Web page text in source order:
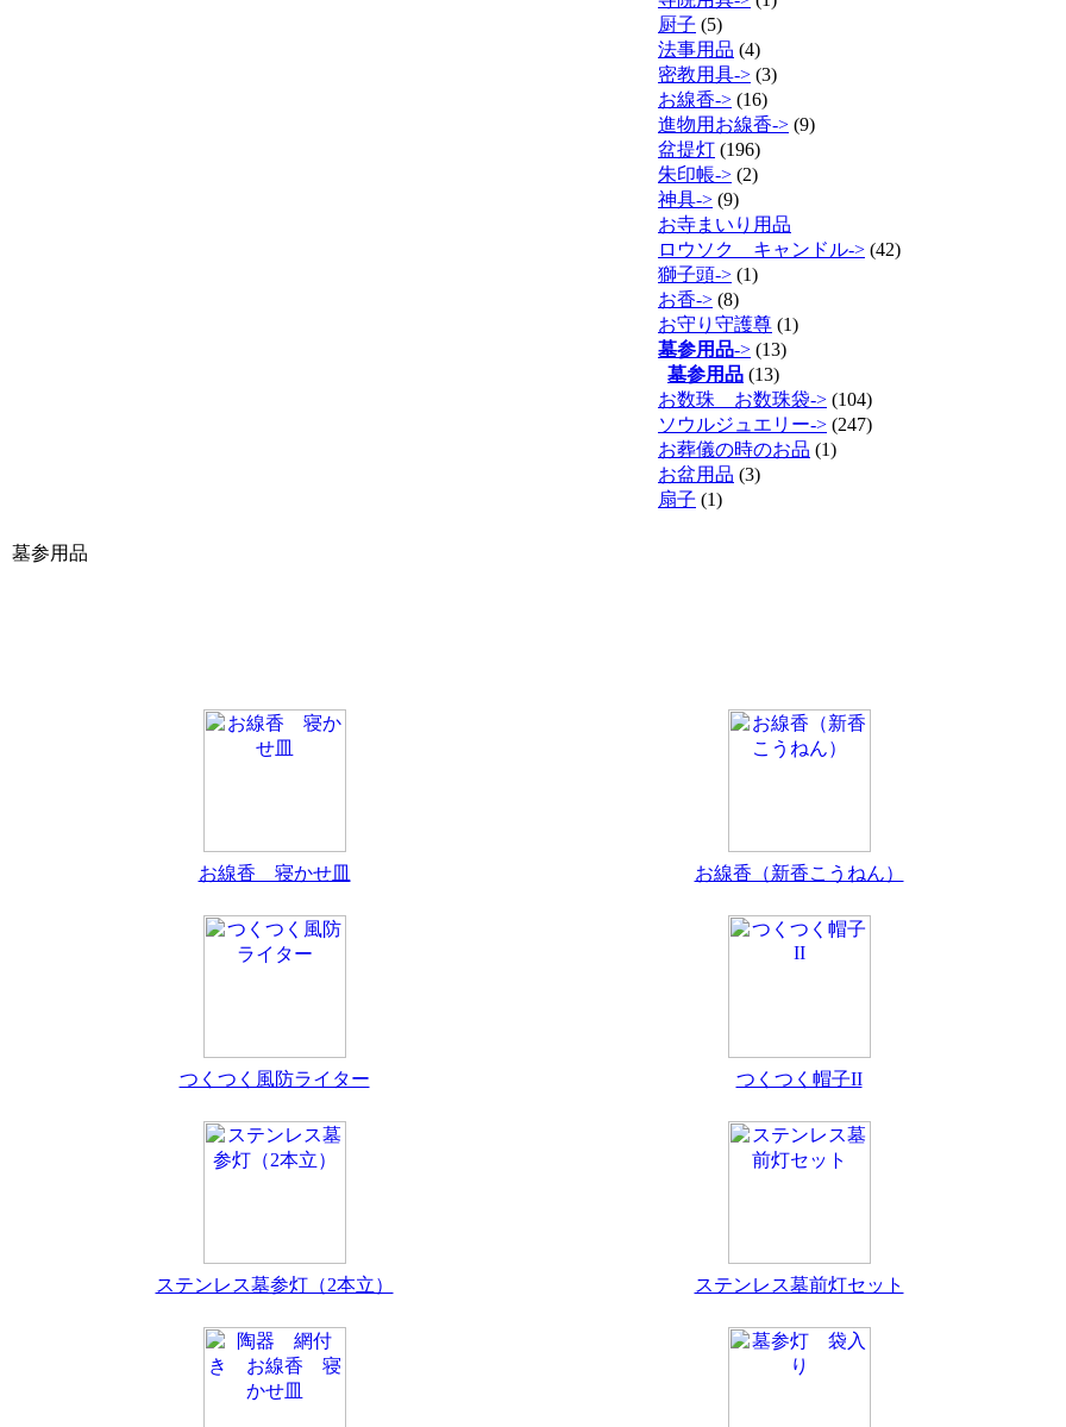
厨子 (5)
法事用品 (4)
密教用具-> (3)
お線香-> (16)
進物用お線香-> (9)
盆提灯 (196)
朱印帳-> (2)
神具-> (9)
お寺まいり用品
ロウソク キャンドル-> (42)
獅子頭-> (1)
お香-> (8)
お守り守護尊 (1)
墓参用品-> (13)
墓参用品 (13)
お数珠 お数珠袋-> (104)
ソウルジュエリー-> (247)
お葬儀の時のお品 (1)
お盆用品 (3)
扇子 (1)
墓参用品
お線香 寝かせ皿 お線香（新香こうねん）
つくつく風防ライター つくつく帽子II
ステンレス墓参灯（2本立） ステンレス墓前灯セット